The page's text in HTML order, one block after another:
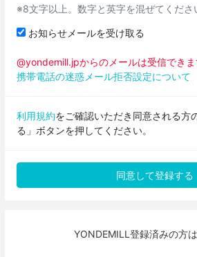
※8文字以上。数字と英字を混ぜてくださ
お知らせメールを受け取る
@yondemill.jpからのメールは受信できま
携帯電話の迷惑メール拒否設定について
利用規約をご確認いただき同意される方
る」ボタンを押してください。
YONDEMILL登録済みの方